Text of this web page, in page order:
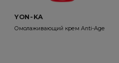
YON-KA
Омолаживающий крем Anti-Age